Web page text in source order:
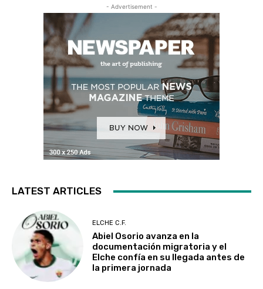
- Advertisement -
LATEST ARTICLES
ELCHE C.F.
Abiel Osorio avanza en la
documentación migratoria y el
Elche confía en su llegada antes de
la primera jornada